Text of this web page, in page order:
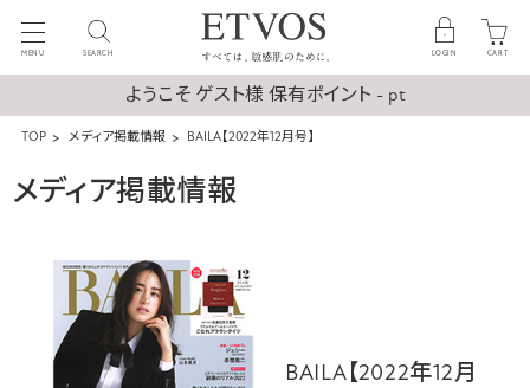
MENU SEARCH LOGIN CART
ようこそ ゲスト様 保有ポイント - pt
TOP メディア掲載情報 BAILA【2022年12月号】
メディア掲載情報
BAILA【2022年12月